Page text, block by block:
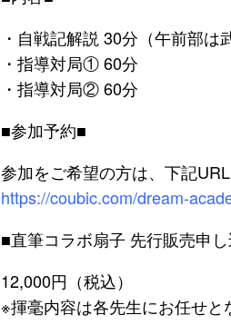
・自戦記解説 30分（午前部は
・指導対局① 60分
・指導対局② 60分
■参加予約■
参加をご希望の方は、下記
https://coubic.com/dream-
■直筆コラボ扇子 先行販売申
12,000円（税込）
※揮毫内容は各先生にお任せと